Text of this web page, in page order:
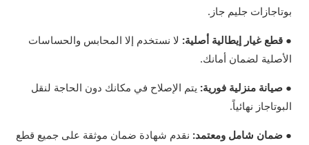
بوتاجازات جليم جاز.
● قطع غيار إيطالية أصلية: لا نستخدم إلا المحابس والحساسات
الأصلية لضمان أمانك.
● صيانة منزلية فورية: يتم الإصلاح في مكانك دون الحاجة لنقل
البوتاجاز نهائياً.
● ضمان شامل ومعتمد: نقدم شهادة ضمان موثقة على جميع قطع